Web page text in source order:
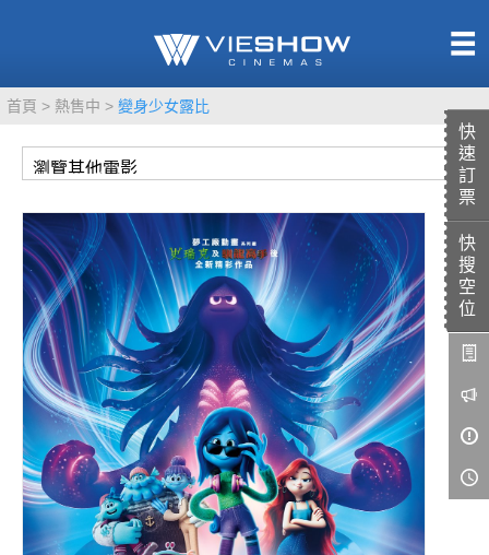
快
速
訂
票
快
搜
空
位
首頁 熱售中 變身少女露比
TITAN SCREEN
MUCROWN
IMAX
4DX
VR 演唱會
GOLD CLASS
AD口述影像
LIVE演唱會
影城餐飲
UNICORN